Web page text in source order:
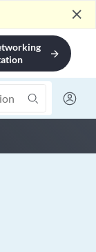
close
arrow_forward